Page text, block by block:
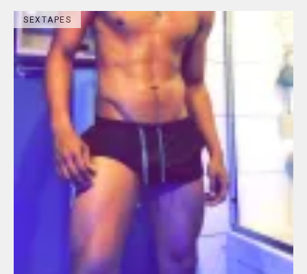
SEXTAPES